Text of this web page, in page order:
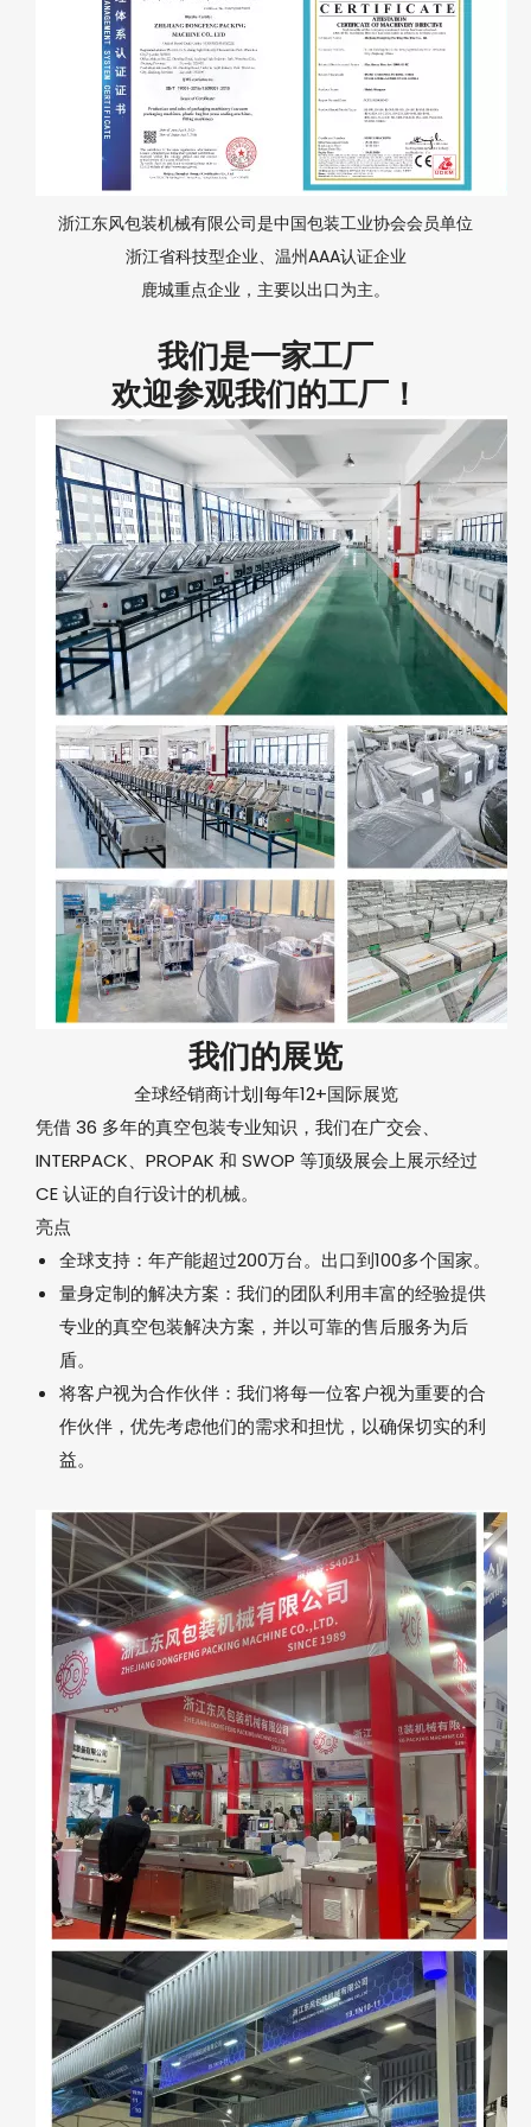
浙江东风包装机械有限公司是中国包装工业协会会员单位
浙江省科技型企业、温州AAA认证企业
鹿城重点企业，主要以出口为主。
我们是一家工厂
欢迎参观我们的工厂！
我们的展览
全球经销商计划|每年12+国际展览
凭借 36 多年的真空包装专业知识，我们在广交会、
INTERPACK、PROPAK 和 SWOP 等顶级展会上展示经过
CE 认证的自行设计的机械。
亮点
全球支持：年产能超过200万台。出口到100多个国家。
量身定制的解决方案：我们的团队利用丰富的经验提供
专业的真空包装解决方案，并以可靠的售后服务为后
盾。
将客户视为合作伙伴：我们将每一位客户视为重要的合
作伙伴，优先考虑他们的需求和担忧，以确保切实的利
益。